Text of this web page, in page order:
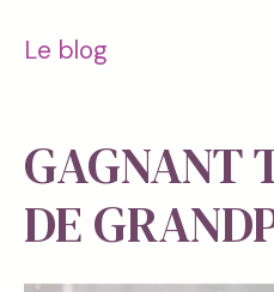
Le blog
GAGNANT
DE